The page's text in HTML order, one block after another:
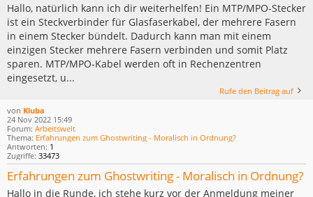
Hallo, natürlich kann ich dir weiterhelfen! Ein MTP/MPO-Stecker
ist ein Steckverbinder für Glasfaserkabel, der mehrere Fasern
in einem Stecker bündelt. Dadurch kann man mit einem
einzigen Stecker mehrere Fasern verbinden und somit Platz
sparen. MTP/MPO-Kabel werden oft in Rechenzentren
eingesetzt, u...
Rufe den Beitrag auf
von Kluba
24 Nov 2022 15:49
Forum: Arbeitswelt
Thema: Erfahrungen zum Ghostwriting - Moralisch in Ordnung?
Antworten: 1
Zugriffe: 33473
Erfahrungen zum Ghostwriting - Moralisch in Ordnung?
Hallo in die Runde, ich stehe kurz vor der Anmeldung meiner